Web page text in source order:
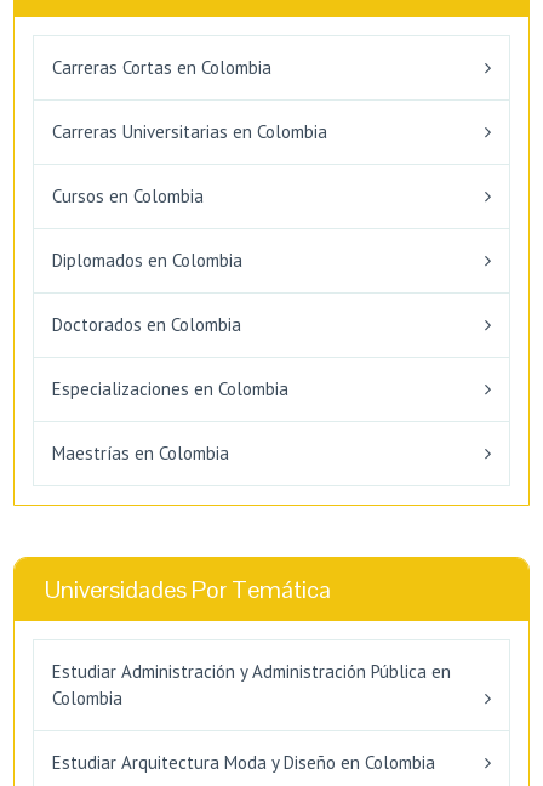
Carreras Cortas en Colombia
Carreras Universitarias en Colombia
Cursos en Colombia
Diplomados en Colombia
Doctorados en Colombia
Especializaciones en Colombia
Maestrías en Colombia
Universidades Por Temática
Estudiar Administración y Administración Pública en
Colombia
Estudiar Arquitectura Moda y Diseño en Colombia